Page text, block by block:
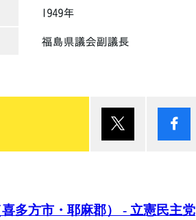
多方市・耶麻郡） - 立憲民主党